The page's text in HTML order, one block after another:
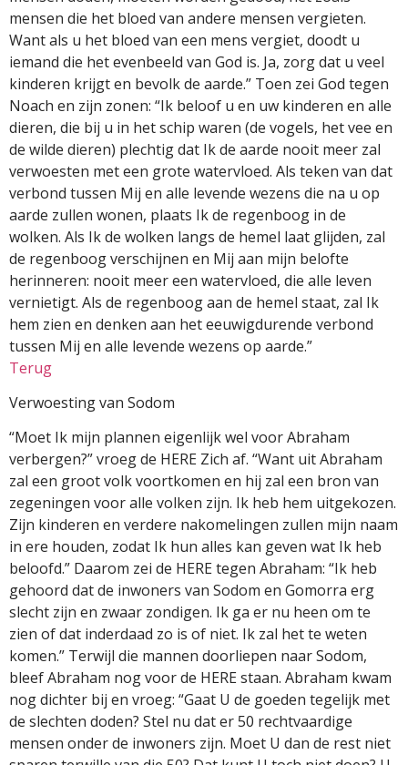
mensen die het bloed van andere mensen vergieten.
Want als u het bloed van een mens vergiet, doodt u
iemand die het evenbeeld van God is. Ja, zorg dat u veel
kinderen krijgt en bevolk de aarde.” Toen zei God tegen
Noach en zijn zonen: “Ik beloof u en uw kinderen en alle
dieren, die bij u in het schip waren (de vogels, het vee en
de wilde dieren) plechtig dat Ik de aarde nooit meer zal
verwoesten met een grote watervloed. Als teken van dat
verbond tussen Mij en alle levende wezens die na u op
aarde zullen wonen, plaats Ik de regenboog in de
wolken. Als Ik de wolken langs de hemel laat glijden, zal
de regenboog verschijnen en Mij aan mijn belofte
herinneren: nooit meer een watervloed, die alle leven
vernietigt. Als de regenboog aan de hemel staat, zal Ik
hem zien en denken aan het eeuwigdurende verbond
tussen Mij en alle levende wezens op aarde.”
Terug
Verwoesting van Sodom
“Moet Ik mijn plannen eigenlijk wel voor Abraham
verbergen?” vroeg de HERE Zich af. “Want uit Abraham
zal een groot volk voortkomen en hij zal een bron van
zegeningen voor alle volken zijn. Ik heb hem uitgekozen.
Zijn kinderen en verdere nakomelingen zullen mijn naam
in ere houden, zodat Ik hun alles kan geven wat Ik heb
beloofd.” Daarom zei de HERE tegen Abraham: “Ik heb
gehoord dat de inwoners van Sodom en Gomorra erg
slecht zijn en zwaar zondigen. Ik ga er nu heen om te
zien of dat inderdaad zo is of niet. Ik zal het te weten
komen.” Terwijl die mannen doorliepen naar Sodom,
bleef Abraham nog voor de HERE staan. Abraham kwam
nog dichter bij en vroeg: “Gaat U de goeden tegelijk met
de slechten doden? Stel nu dat er 50 rechtvaardige
mensen onder de inwoners zijn. Moet U dan de rest niet